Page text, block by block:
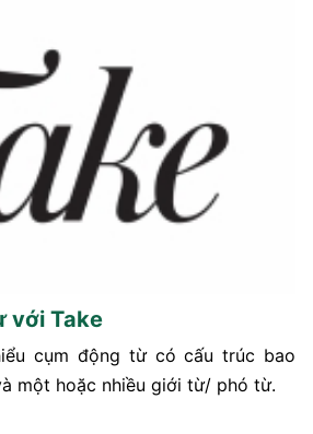
với Take
cụm động từ có cấu trúc bao
một hoặc nhiều giới từ/ phó từ.